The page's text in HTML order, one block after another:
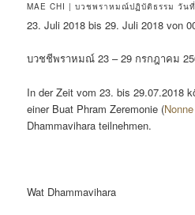
MAE CHI | บวชพราหมณ์ปฏิบัติธรรม วันที่
23. Juli 2018 bis 29. Juli 2018 von
บวชชีพราหมณ์ 23 – 29 กรกฎาคม
In der Zeit vom 23. bis 29.07.2018
einer Buat Phram Zeremonie (
Dhammavihara teilnehmen.
Wat Dhammavihara